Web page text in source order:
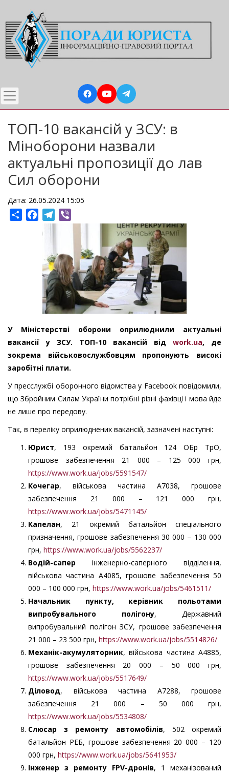
до
основного
вмісту
ТОП-10 вакансій у ЗСУ: в
Міноборони назвали
актуальні пропозиції до лав
Сил оборони
Дата: 26.05.2024 15:05
ShareFacebookTelegram
У Міністерстві оборони оприлюднили актуальні
вакансії у ЗСУ. ТОП-10 вакансій від work.ua, де
зокрема військовослужбовцям пропонують високі
заробітні плати.
У пресслужбі оборонного відомства у Facebook повідомили,
що Збройним Силам України потрібні різні фахівці і мова йде
не лише про передову.
Так, в переліку оприлюднених вакансій, зазначені наступні:
Юрист, 193 окремий батальйон 124 ОБр ТрО,
грошове забезпечення 21 000 – 125 000 грн,
https://www.work.ua/jobs/5591547/
Кочегар, військова частина А7038, грошове
забезпечення 21 000 – 121 000 грн,
https://www.work.ua/jobs/5471145/
Капелан, 21 окремий батальйон спеціального
призначення, грошове забезпечення 30 000 – 130 000
грн, https://www.work.ua/jobs/5562237/
Водій-сапер інженерно-саперного відділення,
військова частина А4085, грошове забезпечення 50
000 – 100 000 грн, https://www.work.ua/jobs/5461511/
Начальник пункту, керівник польотами
випробувального полігону, Державний
випробувальний полігон ЗСУ, грошове забезпечення
21 000 – 23 500 грн, https://www.work.ua/jobs/5514826/
Механік-акумуляторник, військова частина А4885,
грошове забезпечення 20 000 – 50 000 грн,
https://www.work.ua/jobs/5517649/
Діловод, військова частина А7288, грошове
забезпечення 21 000 – 50 000 грн,
https://www.work.ua/jobs/5534808/
Слюсар з ремонту автомобілів, 502 окремий
батальйон РЕБ, грошове забезпечення 20 000 – 120
000 грн, https://www.work.ua/jobs/5641953/
Інженер з ремонту FPV-дронів, 1 механізований